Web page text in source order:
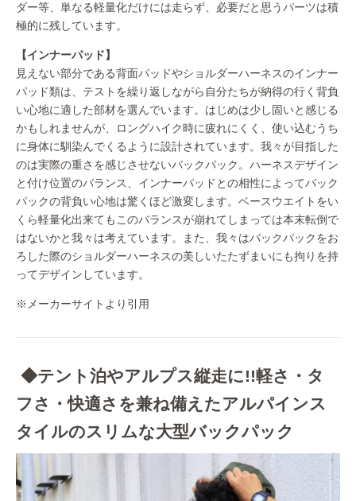
ダー等、単なる軽量化だけには走らず、必要だと思うパーツは積
極的に残しています。
【インナーパッド】
見えない部分である背面パッドやショルダーハーネスのインナー
パッド類は、テストを繰り返しながら自分たちが納得の行く背負
い心地に適した部材を選んでいます。はじめは少し固いと感じる
かもしれませんが、ロングハイク時に疲れにくく、使い込むうち
に身体に馴染んでくるように設計されています。我々が目指した
のは実際の重さを感じさせないバックパック。ハーネスデザイン
と付け位置のバランス、インナーパッドとの相性によってバック
パックの背負い心地は驚くほど激変します。ベースウエイトをい
くら軽量化出来てもこのバランスが崩れてしまっては本末転倒で
はないかと我々は考えています。また、我々はバックパックをお
ろした際のショルダーハーネスの美しいたたずまいにも拘りを持
ってデザインしています。
※メーカーサイトより引用
◆テント泊やアルプス縦走に!!軽さ・タ
フさ・快適さを兼ね備えたアルパインス
タイルのスリムな大型バックパック